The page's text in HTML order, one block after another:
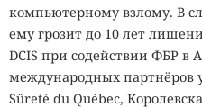
компьютерному взлому. В
ему грозит до 10 лет
DCIS при содействии ФБР в
международных партнёров
Sûreté du Québec,